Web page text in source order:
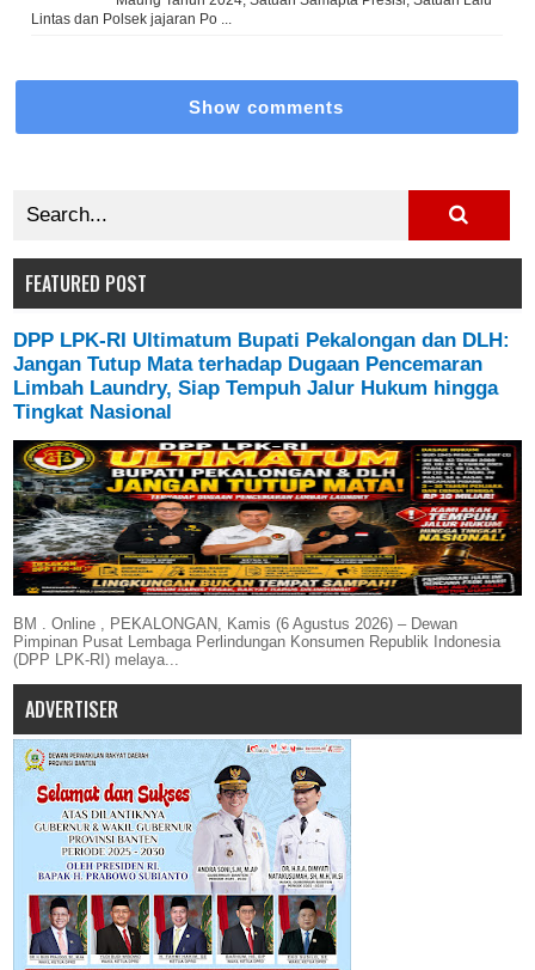
Lintas dan Polsek jajaran Po ...
Show comments
FEATURED POST
DPP LPK-RI Ultimatum Bupati Pekalongan dan DLH:
Jangan Tutup Mata terhadap Dugaan Pencemaran
Limbah Laundry, Siap Tempuh Jalur Hukum hingga
Tingkat Nasional
BM . Online , PEKALONGAN, Kamis (6 Agustus 2026) – Dewan
Pimpinan Pusat Lembaga Perlindungan Konsumen Republik Indonesia
(DPP LPK-RI) melaya...
ADVERTISER